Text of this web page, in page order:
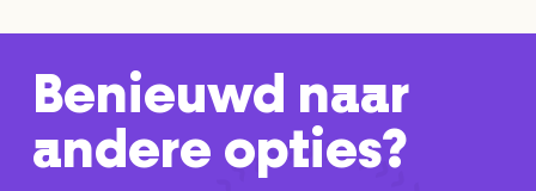
Benieuwd naar
andere opties?